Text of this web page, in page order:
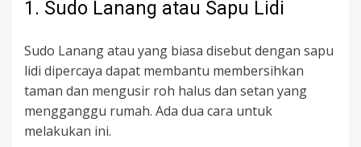
1. Sudo Lanang atau Sapu Lidi
Sudo Lanang atau yang biasa disebut dengan sapu
lidi dipercaya dapat membantu membersihkan
taman dan mengusir roh halus dan setan yang
mengganggu rumah. Ada dua cara untuk
melakukan ini.